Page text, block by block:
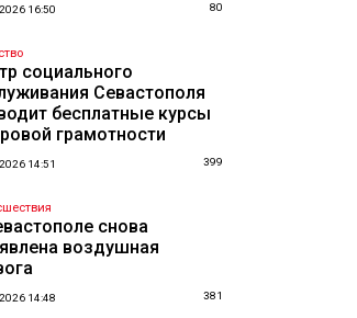
16:50 80
социального
Севастополя
бесплатные курсы
грамотности
14:51 399
снова
воздушная
14:48 381